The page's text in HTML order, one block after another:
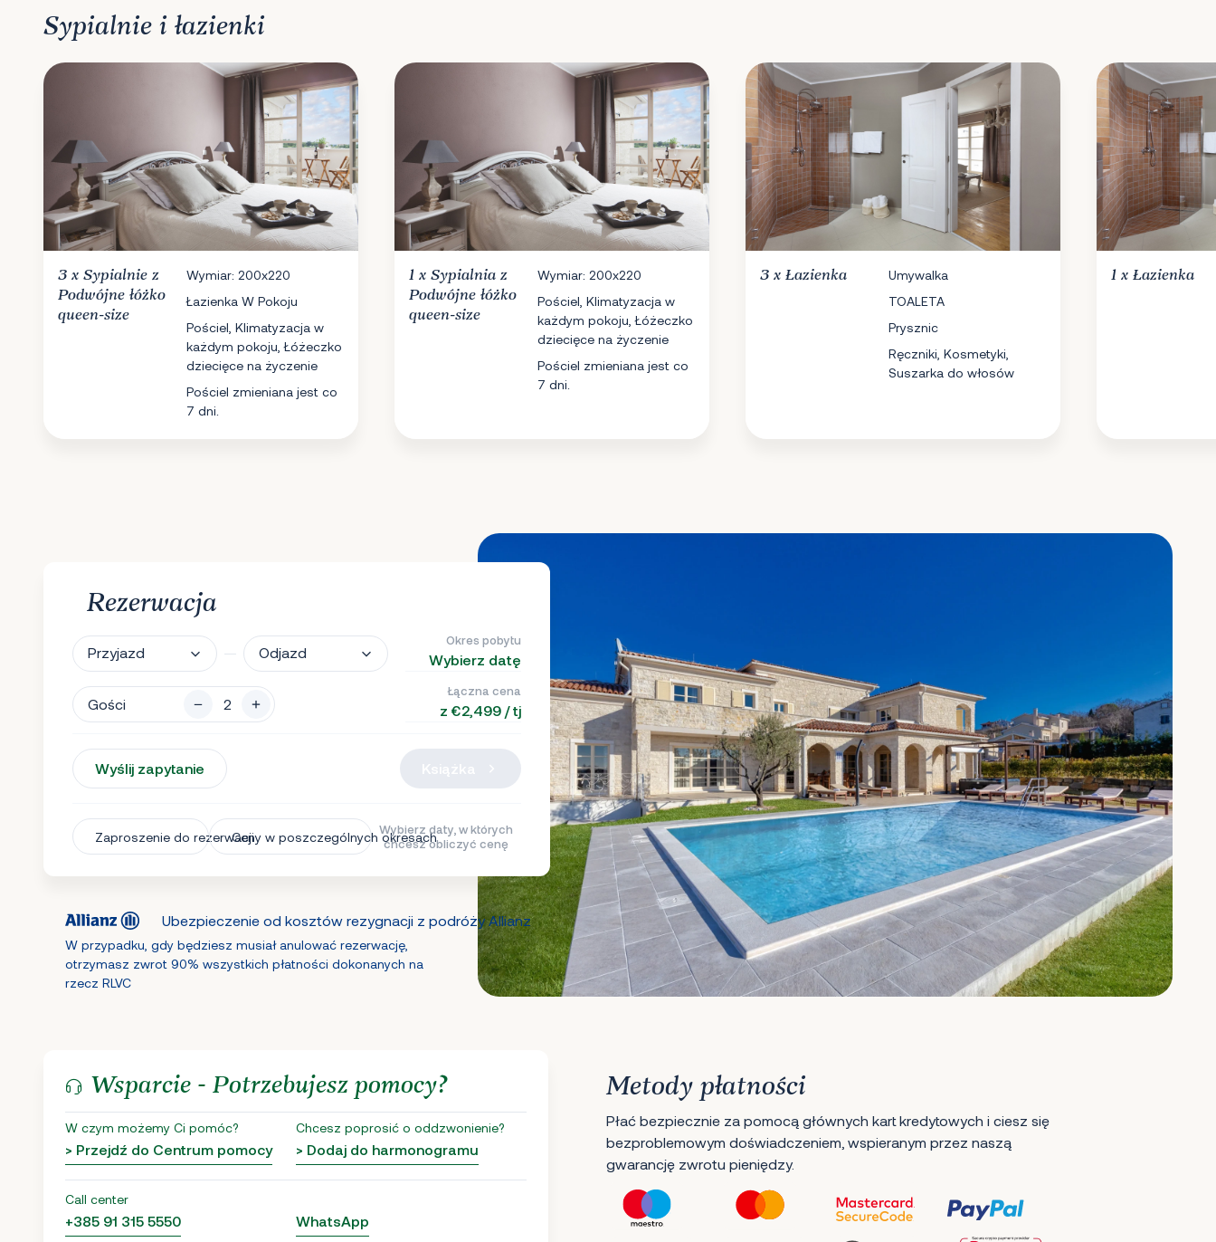
Sypialnie i łazienki
3 x Sypialnie z
Podwójne łóżko
queen-size
Wymiar: 200x220
Łazienka W Pokoju
Pościel, Klimatyzacja w
każdym pokoju, Łóżeczko
dziecięce na życzenie
Pościel zmieniana jest co
7 dni.
1 x Sypialnia z
Podwójne łóżko
queen-size
Wymiar: 200x220
Pościel, Klimatyzacja w
każdym pokoju, Łóżeczko
dziecięce na życzenie
Pościel zmieniana jest co
7 dni.
3 x Łazienka
Umywalka
TOALETA
Prysznic
Ręczniki, Kosmetyki,
Suszarka do włosów
1 x Łazienka
Rezerwacja
Przyjazd Odjazd
Okres pobytu
Wybierz datę
Gości
Łączna cena
z €2,499 / tj
Wyślij zapytanie
Zaproszenie do rezerwacjiCeny w poszczególnych okresachWybierz daty, w których
chcesz obliczyć cenę
Ubezpieczenie od kosztów rezygnacji z podróży Allianz
W przypadku, gdy będziesz musiał anulować rezerwację,
otrzymasz zwrot 90% wszystkich płatności dokonanych na
rzecz RLVC
Wsparcie - Potrzebujesz pomocy?
W czym możemy Ci pomóc?
> Przejdź do Centrum pomocy
Chcesz poprosić o oddzwonienie?
> Dodaj do harmonogramu
Call center
+385 91 315 5550 WhatsApp
Metody płatności
Płać bezpiecznie za pomocą głównych kart kredytowych i ciesz się
bezproblemowym doświadczeniem, wspieranym przez naszą
gwarancję zwrotu pieniędzy.